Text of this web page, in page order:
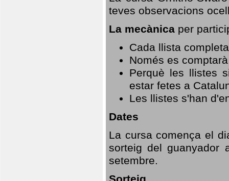
teves observacions
La mecànica per
Cada llista
Només es
Perquè les llistes
estar fetes a
Les llistes s'han
Dates
La cursa comença el
sorteig del guanyador
setembre.